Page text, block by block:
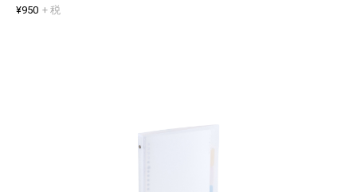
¥950 + 税